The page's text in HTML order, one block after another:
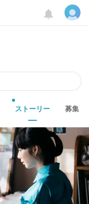
ストーリー 募集